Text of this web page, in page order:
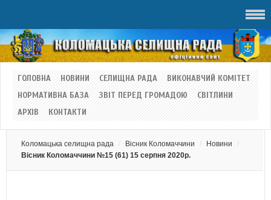
ГОЛОВНА НОВИНИ СЕЛИЩНА РАДА
ВИКОНАВЧИЙ КОМІТЕТ
НОРМАТИВНА БАЗА
ЗВІТ ПЕРЕД ГРОМАДОЮ
СВІТЛИНИ
АРХІВ
КОНТАКТИ
Коломацька селищна рада Вісник Коломаччини
Новини
Вісник Коломаччини №15 (61) 15 серпня 2020р.